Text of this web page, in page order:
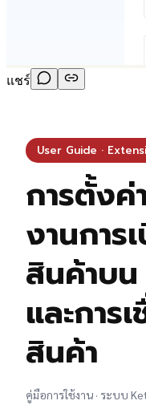
แชร์
User Guide ·
การตั้งค่
งานการ
สินค้าบน
และการ
สินค้า
คู่มือการใช้งาน · ระบบ